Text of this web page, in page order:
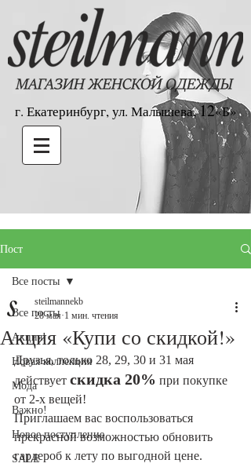
г. Екатеринбург, ул. Малышева,12«Б»
Пост
Все посты
Акция!
Новая коллекция
Мода
Важно!
Новое поступление
SALE
Все посты
Акция «Купи со скидкой!»
steilmannekb
28 мая 1 мин. чтения
Друзья, только 28, 29, 30 и 31 мая
действует скидка 20% при покупке
от 2-х вещей!
Приглашаем вас воспользоваться
прекрасной возможностью обновить
гардероб к лету по выгодной цене.